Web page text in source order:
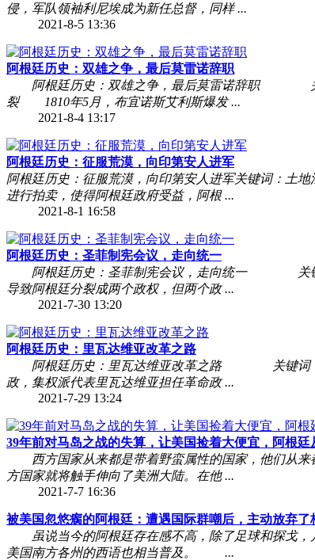
侵，军队领袖利尼埃成为新任总督，同样 ...
2021-8-5 13:36
阿根廷历史：双雄之争，最后莫雷诺辞职
阿根廷历史：双雄之争，最后莫雷诺辞职 关键
裂 1810年5月，布宜诺斯艾利斯爆发 ...
2021-8-4 13:17
阿根廷历史：征服荒漠，向印第安人进军
阿根廷历史：征服荒漠，向印第安人进军关键词：土
进行拍卖，使得阿根廷政府受益，阿根 ...
2021-8-1 16:58
阿根廷历史：圣菲制宪会议，走向统一
阿根廷历史：圣菲制宪会议，走向统一 关键词
导致阿根廷分裂成两个政权，但两个政 ...
2021-7-30 13:20
阿根廷历史：里瓦达维亚改革之路
阿根廷历史：里瓦达维亚改革之路 关键词：罗
政，集权派代表里瓦达维亚担任革命政 ...
2021-7-29 13:24
39年前对马岛之战的失算，让美国捡着大便宜，阿根廷
西方国家从来都是带着野蛮属性的国家，他们从来
方国家就将触手伸向了美洲大陆。在他 ...
2021-7-7 16:36
被美国忽悠瘸的阿根廷：遭遇国际群嘲后，主动放弃了
虽说当今的阿根廷存在感不高，除了足球和探戈，
美国南方各州的西语也相当普及。 ...